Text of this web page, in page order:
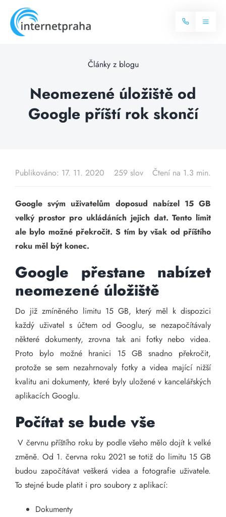
content
Toggle
Balíčky internetu
Televize
Blog
Kontakt
Články z blogu
Neomezené úložiště od
Google příští rok skončí
Publikováno: 17. 11. 2020 259 slov Čtení na 1.3 min.
Google svým uživatelům doposud nabízel 15 GB
velký prostor pro ukládáních jejich dat. Tento limit
ale bylo možné překročit. S tím by však od příštího
roku měl být konec.
Google přestane nabízet
neomezené úložiště
Do již zmíněného limitu 15 GB, který měl k dispozici
každý uživatel s účtem od Googlu, se nezapočítávaly
některé dokumenty, zrovna tak ani fotky nebo videa.
Proto bylo možné hranici 15 GB snadno překročit,
protože se sem nezahrnovaly fotky a videa mající nižší
kvalitu ani dokumenty, které byly uložené v kancelářských
aplikacích Googlu.
Počítat se bude vše
V červnu příštího roku by podle všeho mělo dojít k velké
změně. Od 1. června roku 2021 se totiž do limitu 15 GB
budou započítávat veškerá videa a fotografie uživatele.
To stejné bude platit i pro soubory z aplikací:
Dokumenty